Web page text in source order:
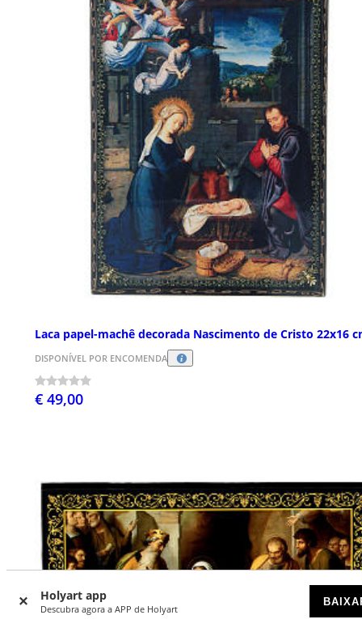
Holyart app
Descubra agora a APP de Holyart
Laca papel-machê decorada Nascimento de Cristo 22x16
DISPONÍVEL POR ENCOMENDA
€ 49,00